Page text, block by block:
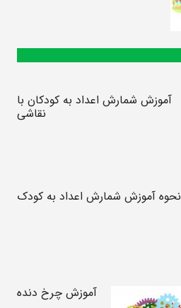
آموزش شمارش اعداد به کودکان با
نقاشی
نحوه آموزش شمارش اعداد به کودک
آموزش چرخ دنده